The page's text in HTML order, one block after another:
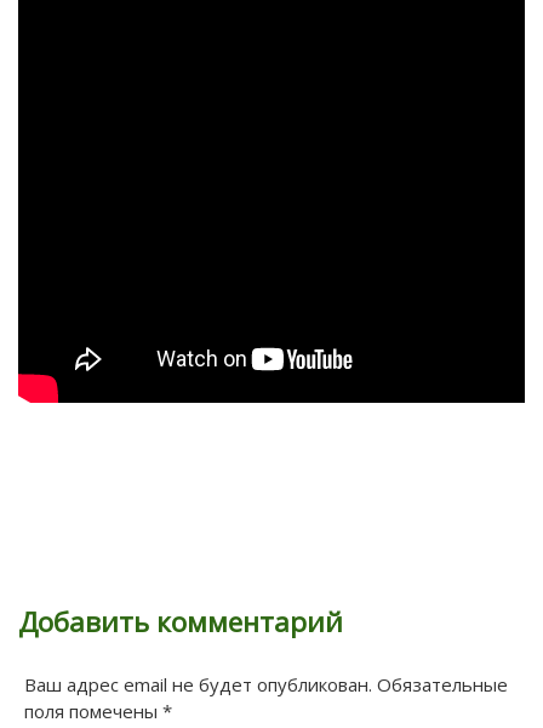
Добавить комментарий
Ваш адрес email не будет опубликован. Обязательные
поля помечены *